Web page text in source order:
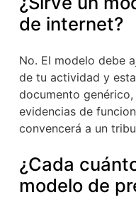
de internet?
No. El modelo debe
de tu actividad y
documento
evidencias de
convencerá a un
¿Cada
modelo de